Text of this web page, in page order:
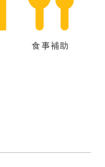
食事補助